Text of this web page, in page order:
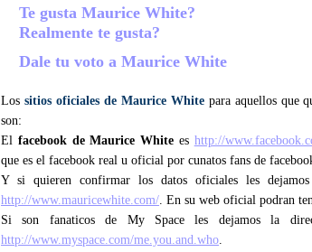
Te gusta Maurice White?
Realmente te gusta?
Dale tu voto a Maurice White
Los sitios oficiales de Maurice Whitepara aquellos que
son:
El facebook de Maurice White es http://
que es el facebook real u oficial por cunatos fans de
Y si quieren confirmar los datos oficiales les
http://www.mauricewhite.com/. En su web oficial podran
Si son fanaticos de My Space les dejamos la
http://www.myspace.com/me.you.and.who.